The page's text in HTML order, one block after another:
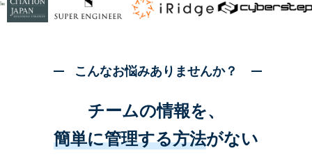
こんなお悩みありませんか？
チームの情報を、
簡単に管理する方法がない